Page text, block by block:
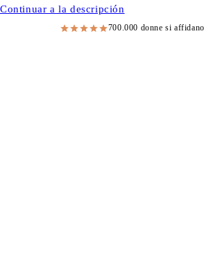
Continuar a la descripción
700.000 donne si